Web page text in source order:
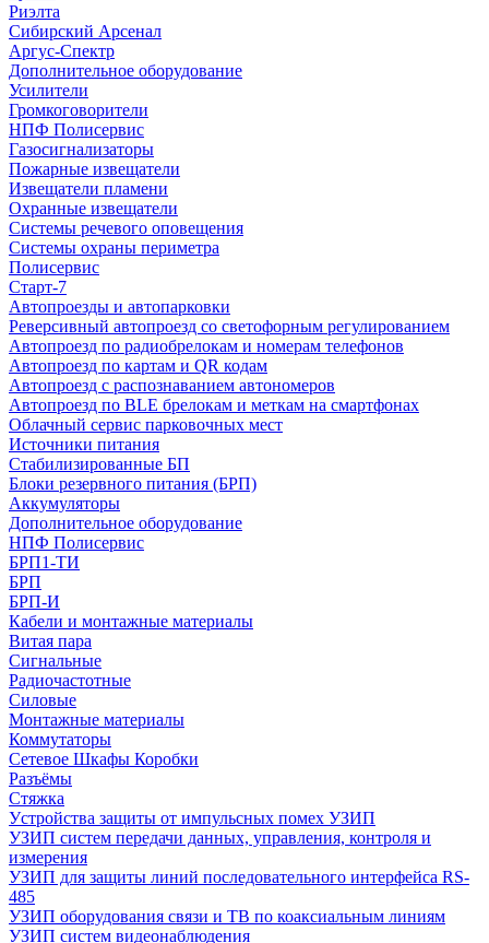
Риэлта
Сибирский Арсенал
Аргус-Спектр
Дополнительное оборудование
Усилители
Громкоговорители
НПФ Полисервис
Газосигнализаторы
Пожарные извещатели
Извещатели пламени
Охранные извещатели
Системы речевого оповещения
Системы охраны периметра
Полисервис
Старт-7
Автопроезды и автопарковки
Реверсивный автопроезд со светофорным регулированием
Автопроезд по радиобрелокам и номерам телефонов
Автопроезд по картам и QR кодам
Автопроезд с распознаванием автономеров
Автопроезд по BLE брелокам и меткам на смартфонах
Облачный сервис парковочных мест
Источники питания
Стабилизированные БП
Блоки резервного питания (БРП)
Аккумуляторы
Дополнительное оборудование
НПФ Полисервис
БРП1-ТИ
БРП
БРП-И
Кабели и монтажные материалы
Витая пара
Сигнальные
Радиочастотные
Силовые
Монтажные материалы
Коммутаторы
Сетевое Шкафы Коробки
Разъёмы
Стяжка
Уcтройства защиты от импульсных помех УЗИП
УЗИП систем передачи данных, управления, контроля и
измерения
УЗИП для защиты линий последовательного интерфейса RS-
485
УЗИП оборудования связи и ТВ по коаксиальным линиям
УЗИП систем видеонаблюдения